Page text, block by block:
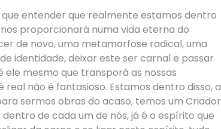
entender que realmente estamos dentro
proporcionará numa vida eterna do
de novo, uma metamorfose radical, uma
identidade, deixar este ser carnal e passar
ele mesmo que transporá as nossas
não é fantasioso. Estamos dentro disso, a
sermos obras do acaso, temos um Criador
de cada um de nós, já é o espírito que